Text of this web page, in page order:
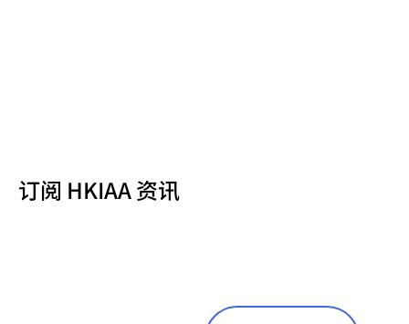
订阅 HKIAA 资讯